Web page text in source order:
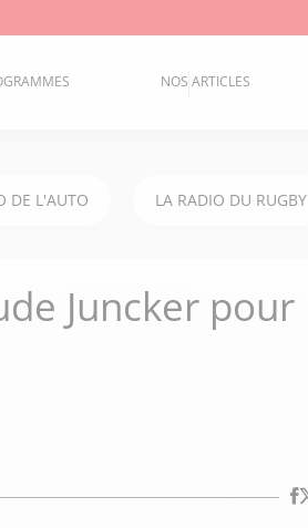
NOS ARTICLES
DE L'AUTO LA RADIO DU RUGBY
Juncker pour